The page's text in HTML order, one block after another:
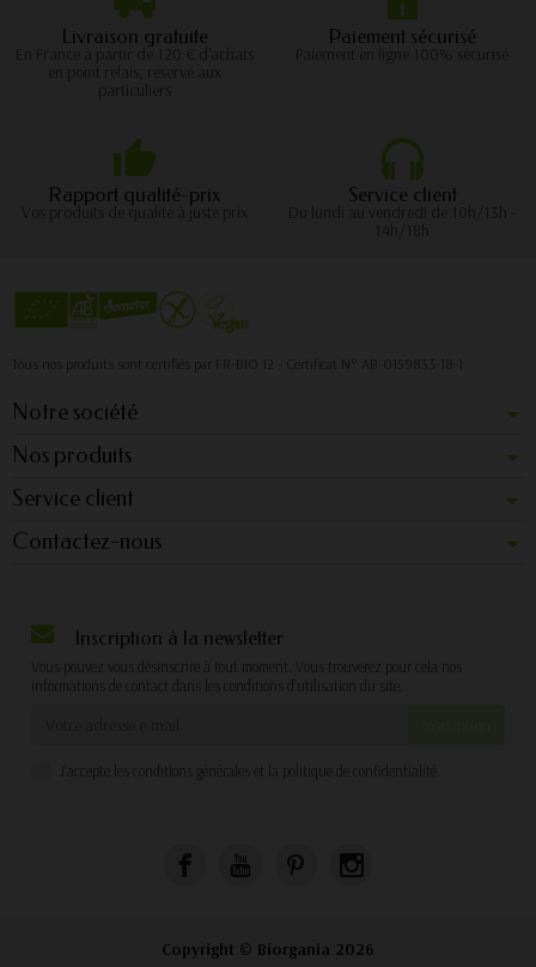
Livraison gratuite
En France à partir de 120 € d'achats
Paiement sécurisé
Rapport qualité-prix
Vos produits de qualité à juste prix
Service client
Tous nos produits sont certifiés par FR-BIO 12 - Certificat N° AB-0159833-18-1
Notre société
Nos produits
Service client
Contactez-nous
Inscription à la newsletter
Vous pouvez vous désinscrire à tout moment. Vous trouverez pour cela nos
informations de contact dans les conditions d'utilisation du site.
J'accepte les conditions générales et la politique de confidentialité
Copyright © Biorgania 2026